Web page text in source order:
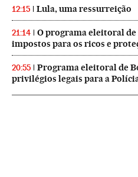
12:15 Lula, uma ressurreição
21:14
O programa eleitoral de
impostos para os ricos e
20:55
Programa eleitoral de
privilégios legais para a